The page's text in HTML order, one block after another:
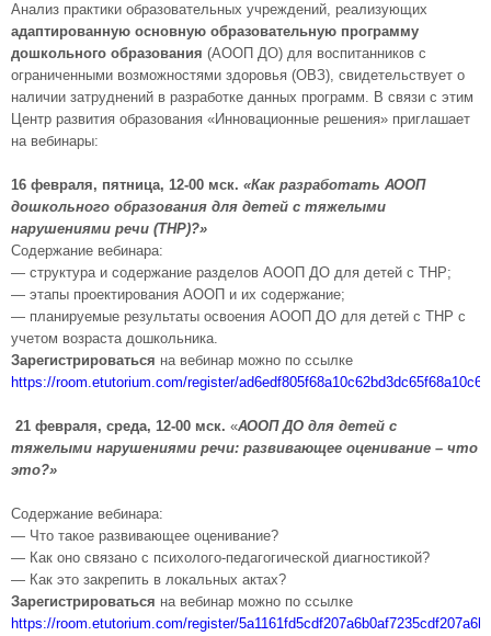
Анализ практики образовательных учреждений, реализующих
адаптированную основную образовательную программу
дошкольного образования (АООП ДО) для воспитанников с
ограниченными возможностями здоровья (ОВЗ), свидетельствует о
наличии затруднений в разработке данных программ. В связи с этим
Центр развития образования «Инновационные решения» приглашает
на вебинары:
16 февраля, пятница, 12-00 мск. «Как разработать АООП
дошкольного образования для детей с тяжелыми
нарушениями речи (ТНР)?»
Содержание вебинара:
— структура и содержание разделов АООП ДО для детей с ТНР;
— этапы проектирования АООП и их содержание;
— планируемые результаты освоения АООП ДО для детей с ТНР с
учетом возраста дошкольника.
Зарегистрироваться на вебинар можно по ссылке
https://room.etutorium.com/register/
21 февраля, среда, 12-00 мск. «АООП ДО для детей с
тяжелыми нарушениями речи: развивающее оценивание – что
это?»
Содержание вебинара:
— Что такое развивающее оценивание?
— Как оно связано с психолого-педагогической диагностикой?
— Как это закрепить в локальных актах?
Зарегистрироваться на вебинар можно по ссылке
https://room.etutorium.com/register/